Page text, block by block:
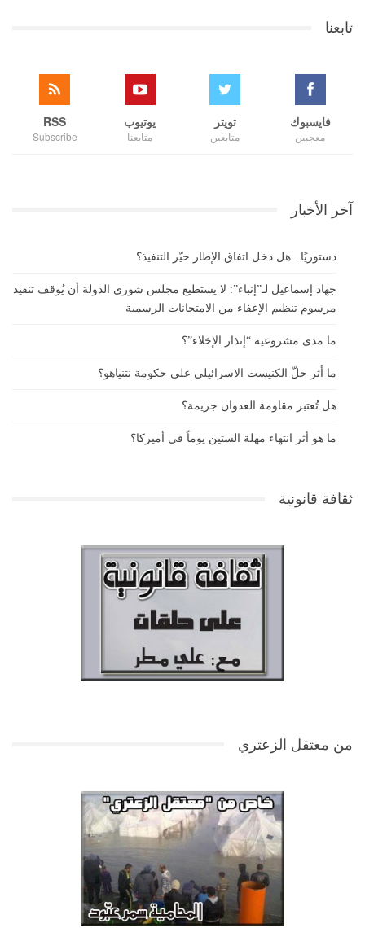
تابعنا
فايسبوك
معجبين
تويتر
متابعين
يوتيوب
متابعنا
RSS
Subscribe
آخر الأخبار
دستوريًا.. هل دخل اتفاق الإطار حيّز التنفيذ؟
جهاد إسماعيل لـ”إنباء”: لا يستطيع مجلس شورى الدولة أن يُوقف تنفيذ
مرسوم تنظيم الإعفاء من الامتحانات الرسمية
ما مدى مشروعية “إنذار الإخلاء”؟
ما أثر حلّ الكنيست الاسرائيلي على حكومة نتنياهو؟
هل تُعتبر مقاومة العدوان جريمة؟
ما هو أثر انتهاء مهلة الستين يوماً في أميركا؟
ثقافة قانونية
من معتقل الزعتري